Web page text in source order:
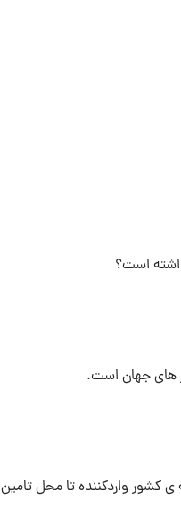
است؟
های جهان است.
کشور واردکننده تا محل